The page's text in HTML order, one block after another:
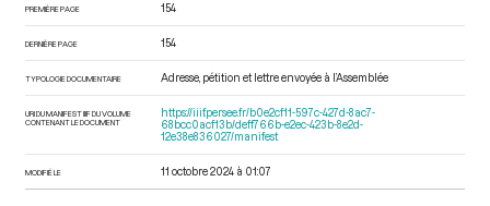
PREMIÈRE PAGE 154
DERNIÈRE PAGE 154
TYPOLOGIE DOCUMENTAIRE Adresse, pétition et lettre envoyée à l’Assemblée
URI DU MANIFEST IIIF DU VOLUME
CONTENANT LE DOCUMENT
https://iiif.persee.fr/b0e2cf11-597c-427d-8ac7-
68bcc0acf13b/deff766b-e2ec-423b-8e2d-
12e38e836027/manifest
MODIFIÉ LE 11 octobre 2024 à 01:07